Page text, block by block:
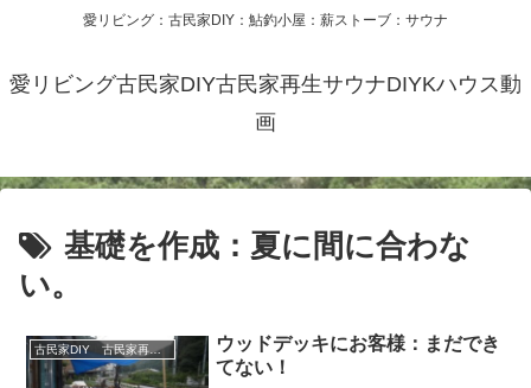
愛リビング：古民家DIY：鮎釣小屋：薪ストーブ：サウナ
愛リビング古民家DIY古民家再生サウナDIYKハウス動
画
基礎を作成：夏に間に合わな
い。
古民家DIY 古民家再生 別荘 リフォーム 小屋 薪ストーブ
ウッドデッキにお客様：まだでき
てない！